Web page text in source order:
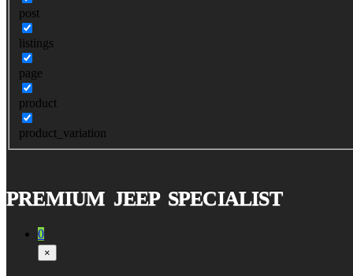
post
listings
page
product
product_variation
PREMIUM JEEP SPECIALIST
0
×